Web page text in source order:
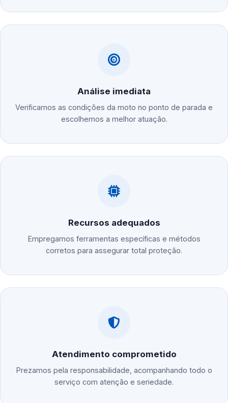
Análise imediata
Verificamos as condições da moto no ponto de parada e
escolhemos a melhor atuação.
Recursos adequados
Empregamos ferramentas específicas e métodos
corretos para assegurar total proteção.
Atendimento comprometido
Prezamos pela responsabilidade, acompanhando todo o
serviço com atenção e seriedade.